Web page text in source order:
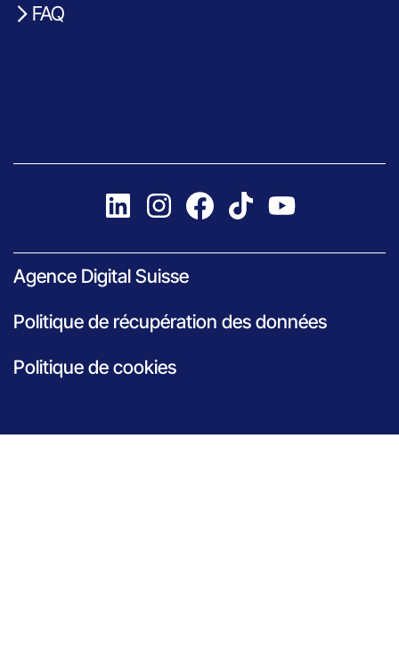
FAQ
Agence Digital Suisse
Politique de récupération des données
Politique de cookies